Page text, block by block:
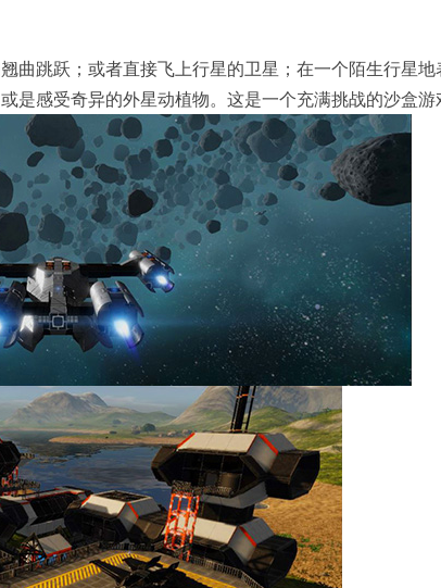
曲跳跃；或者直接飞上行星的卫星；在一个陌生行星
是感受奇异的外星动植物。这是一个充满挑战的沙盒